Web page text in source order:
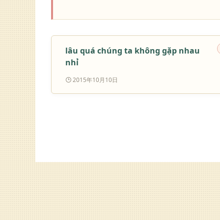
lâu quá chúng ta không gặp nhau
nhỉ
2015年10月10日